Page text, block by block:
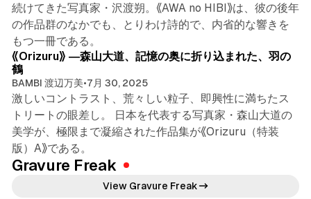
続けてきた写真家・沢渡朔。《AWA no HIBI》は、彼の後年
の作品群のなかでも、とりわけ詩的で、内省的な響きを
もつ一冊である。
3 min read
《Orizuru》 ―森山大道、記憶の奥に折り込まれた、羽の
鶴
BAMBI 渡辺万美•7月 30, 2025
激しいコントラスト、荒々しい粒子、即興性に満ちたス
トリートの眼差し。 日本を代表する写真家・森山大道の
美学が、極限まで凝縮された作品集が《Orizuru（特装
版）A》である。
Gravure Freak
View Gravure Freak